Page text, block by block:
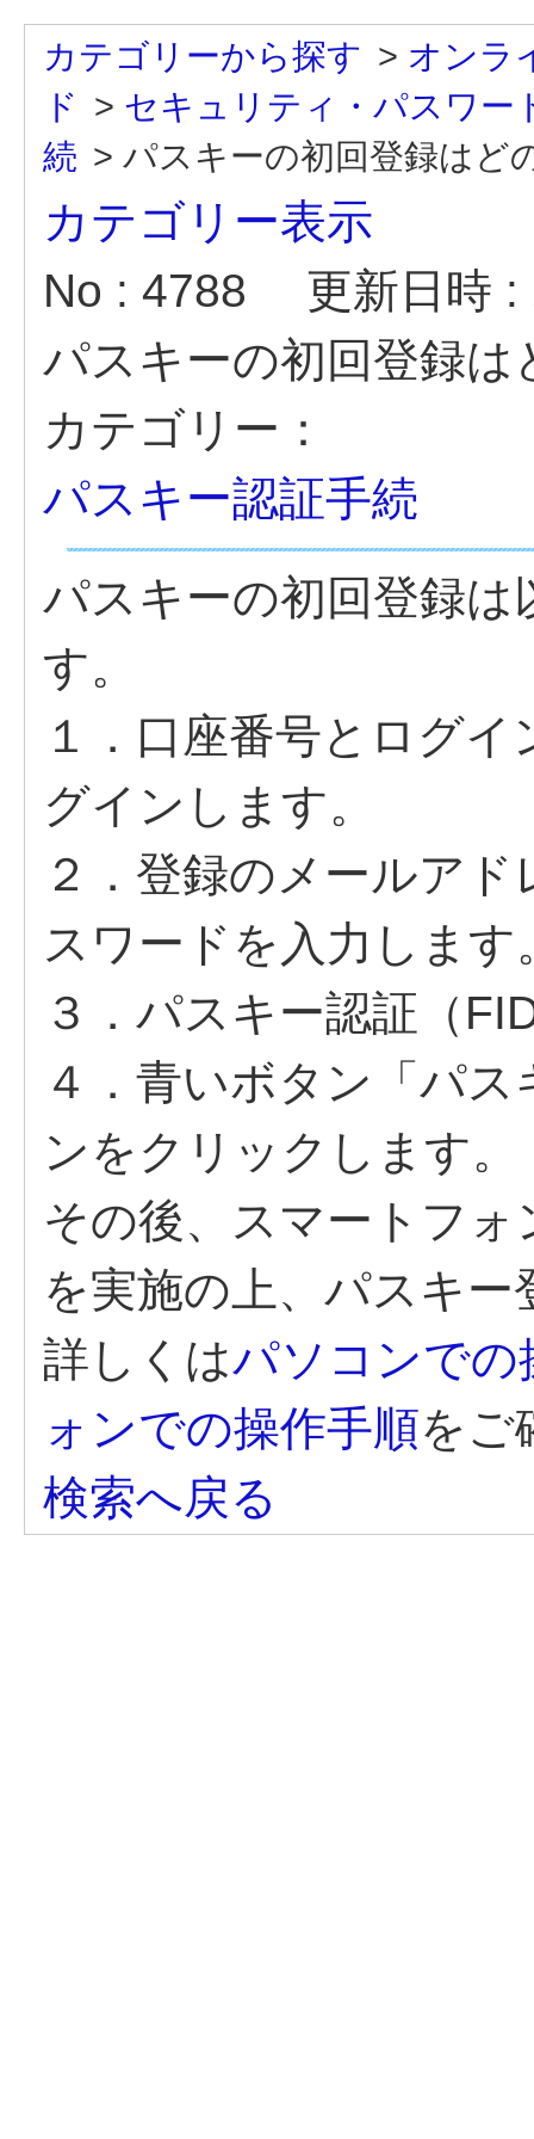
カテゴリーから探す > オンラ
ド > セキュリティ・パスワー
続 > パスキーの初回登録はど
カテゴリー表示
No : 4788
更新日時
パスキーの初回登録
カテゴリー：
パスキー認証手続
パスキーの初回登録
す。
１．口座番号とログ
グインします。
２．登録のメールア
スワードを入力します
３．パスキー認証（
４．青いボタン「パ
ンをクリックします。
その後、スマートフ
を実施の上、パスキ
詳しくはパソコンでの
ォンでの操作手順をご
検索へ戻る